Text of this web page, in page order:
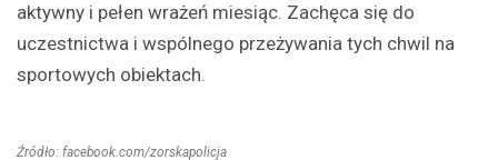
aktywny i pełen wrażeń miesiąc. Zachęca się do
uczestnictwa i wspólnego przeżywania tych chwil na
sportowych obiektach.
Źródło: facebook.com/zorskapolicja